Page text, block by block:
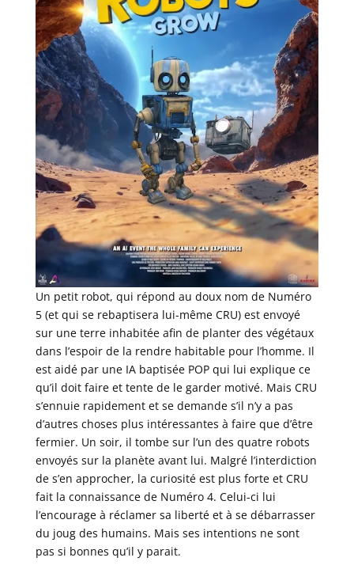
Un petit robot, qui répond au doux nom de Numéro
5 (et qui se rebaptisera lui-même CRU) est envoyé
sur une terre inhabitée afin de planter des végétaux
dans l’espoir de la rendre habitable pour l’homme. Il
est aidé par une IA baptisée POP qui lui explique ce
qu’il doit faire et tente de le garder motivé. Mais CRU
s’ennuie rapidement et se demande s’il n’y a pas
d’autres choses plus intéressantes à faire que d’être
fermier. Un soir, il tombe sur l’un des quatre robots
envoyés sur la planète avant lui. Malgré l’interdiction
de s’en approcher, la curiosité est plus forte et CRU
fait la connaissance de Numéro 4. Celui-ci lui
l’encourage à réclamer sa liberté et à se débarrasser
du joug des humains. Mais ses intentions ne sont
pas si bonnes qu’il y parait.